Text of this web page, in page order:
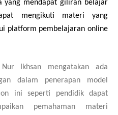
yang mendapat giliran belajar
mengikuti materi yang
platform pembelajaran online
khsan mengatakan ada
dalam penerapan model
ini seperti pendidik dapat
an pemahaman materi